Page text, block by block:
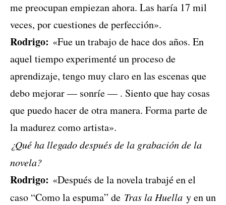
me preocupan empiezan ahora. Las haría 17 mil
veces, por cuestiones de perfección».
Rodrigo: «Fue un trabajo de hace dos años. En
aquel tiempo experimenté un proceso de
aprendizaje, tengo muy claro en las escenas que
debo mejorar — sonríe — . Siento que hay cosas
que puedo hacer de otra manera. Forma parte de
la madurez como artista».
¿Qué ha llegado después de la grabación de la
novela?
Rodrigo: «Después de la novela trabajé en el
caso “Como la espuma” de Tras la Huella y en un